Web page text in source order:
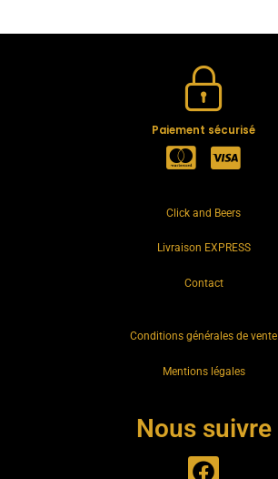
Paiement sécurisé
Click and Beers
Livraison EXPRESS
Contact
Conditions générales de vente
Mentions légales
Nous suivre